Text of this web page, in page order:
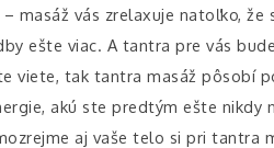
masáž vás zrelaxuje natoľko,
ešte viac. A tantra pre vás
viete, tak tantra masáž pôsobí
akú ste predtým ešte nikdy
aj vaše telo si pri tantra